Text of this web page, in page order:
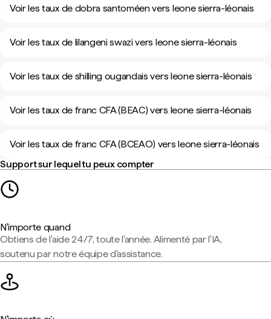
Voir les taux de dobra santoméen vers leone sierra-léonais
Voir les taux de lilangeni swazi vers leone sierra-léonais
Voir les taux de shilling ougandais vers leone sierra-léonais
Voir les taux de franc CFA (BEAC) vers leone sierra-léonais
Voir les taux de franc CFA (BCEAO) vers leone sierra-léonais
Support sur lequel tu peux compter
N'importe quand
Obtiens de l'aide 24/7, toute l'année. Alimenté par l'IA,
soutenu par notre équipe d'assistance.